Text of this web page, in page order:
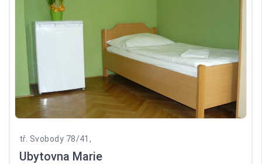
tř. Svobody 78/41,
Ubytovna Marie